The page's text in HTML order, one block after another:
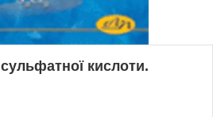
сульфатної кислоти.